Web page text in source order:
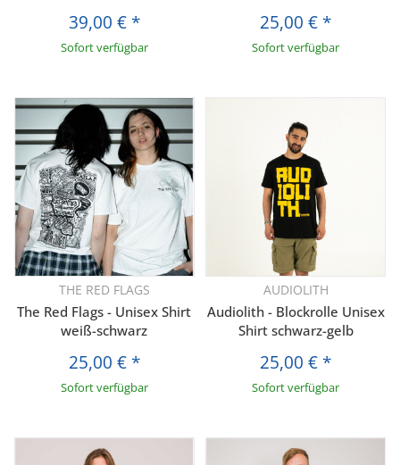
39,00 € *
Sofort verfügbar
25,00 € *
Sofort verfügbar
THE RED FLAGS
The Red Flags - Unisex Shirt
weiß-schwarz
25,00 € *
Sofort verfügbar
AUDIOLITH
Audiolith - Blockrolle Unisex
Shirt schwarz-gelb
25,00 € *
Sofort verfügbar